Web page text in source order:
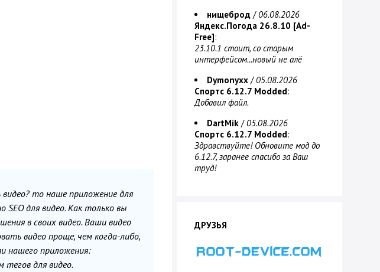
то наше приложение для
для видео. Как только вы
в своих видео. Ваши видео
видео проще, чем когда-либо,
нашего приложения:
тегов для видео.
нищеброд /06.08.2026
Яндекс.Погода 26.8.10 [Ad-
Free]:
23.10.1 стоит, со старым
интерфейсом...новый не алё
Dymonyxx /05.08.2026
Спортс 6.12.7 Modded:
Добавил файл.
DartMik /05.08.2026
Спортс 6.12.7 Modded:
Здравствуйте! Обновите мод до
6.12.7, заранее спасибо за Ваш
труд!
ДРУЗЬЯ